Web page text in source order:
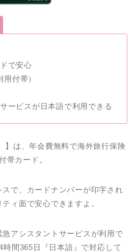
で安心
付帯）
ービスが日本語で利用できる
】は、年会費無料で海外旅行保険
帯カード。
で、カードナンバーが印字され
ィ面で安心できますよ。
急アシスタントサービスが利用で
時間365日『日本語』で対応して